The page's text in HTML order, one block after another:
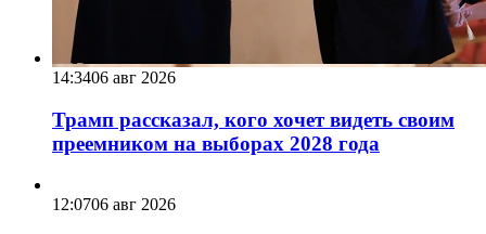
14:3406 авг 2026
Трамп рассказал, кого хочет видеть своим
преемником на выборах 2028 года
12:0706 авг 2026